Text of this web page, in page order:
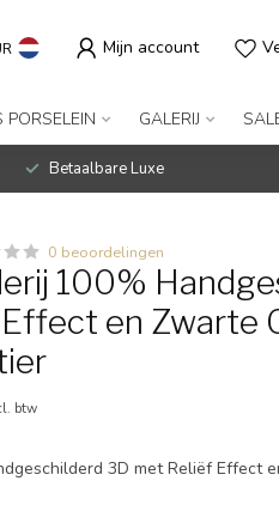
Mijn account
PORSELEIN GALERIJ
Betaalbare Luxe
0 beoordelingen
100%
en Zwarte
btw
3D met Reliëf Effect